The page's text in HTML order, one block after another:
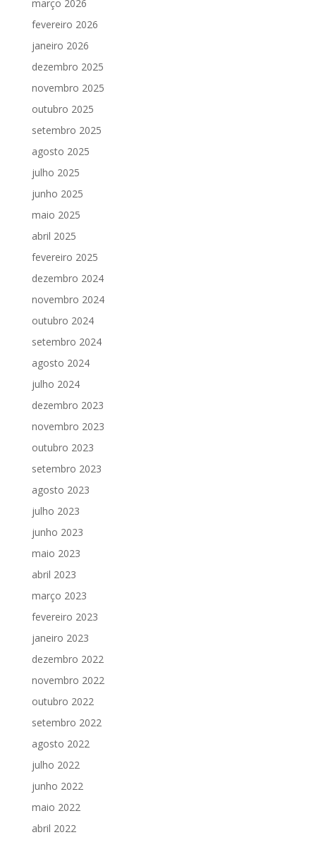
março 2026
fevereiro 2026
janeiro 2026
dezembro 2025
novembro 2025
outubro 2025
setembro 2025
agosto 2025
julho 2025
junho 2025
maio 2025
abril 2025
fevereiro 2025
dezembro 2024
novembro 2024
outubro 2024
setembro 2024
agosto 2024
julho 2024
dezembro 2023
novembro 2023
outubro 2023
setembro 2023
agosto 2023
julho 2023
junho 2023
maio 2023
abril 2023
março 2023
fevereiro 2023
janeiro 2023
dezembro 2022
novembro 2022
outubro 2022
setembro 2022
agosto 2022
julho 2022
junho 2022
maio 2022
abril 2022